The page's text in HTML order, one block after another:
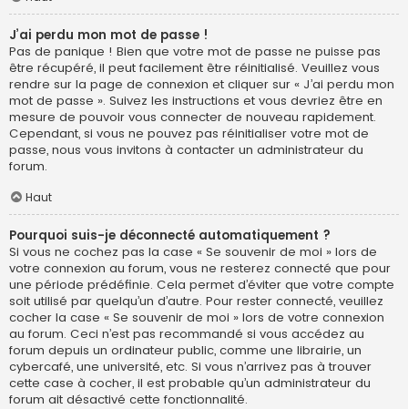
J’ai perdu mon mot de passe !
Pas de panique ! Bien que votre mot de passe ne puisse pas
être récupéré, il peut facilement être réinitialisé. Veuillez vous
rendre sur la page de connexion et cliquer sur « J’ai perdu mon
mot de passe ». Suivez les instructions et vous devriez être en
mesure de pouvoir vous connecter de nouveau rapidement.
Cependant, si vous ne pouvez pas réinitialiser votre mot de
passe, nous vous invitons à contacter un administrateur du
forum.
Haut
Pourquoi suis-je déconnecté automatiquement ?
Si vous ne cochez pas la case « Se souvenir de moi » lors de
votre connexion au forum, vous ne resterez connecté que pour
une période prédéfinie. Cela permet d’éviter que votre compte
soit utilisé par quelqu’un d’autre. Pour rester connecté, veuillez
cocher la case « Se souvenir de moi » lors de votre connexion
au forum. Ceci n’est pas recommandé si vous accédez au
forum depuis un ordinateur public, comme une librairie, un
cybercafé, une université, etc. Si vous n’arrivez pas à trouver
cette case à cocher, il est probable qu’un administrateur du
forum ait désactivé cette fonctionnalité.